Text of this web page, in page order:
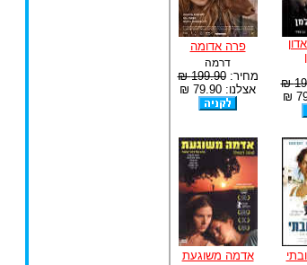
פרה אדומה
דרמה
מחיר:199.90 ₪
אצלנו: 79.90 ₪
אדמה משוגעת